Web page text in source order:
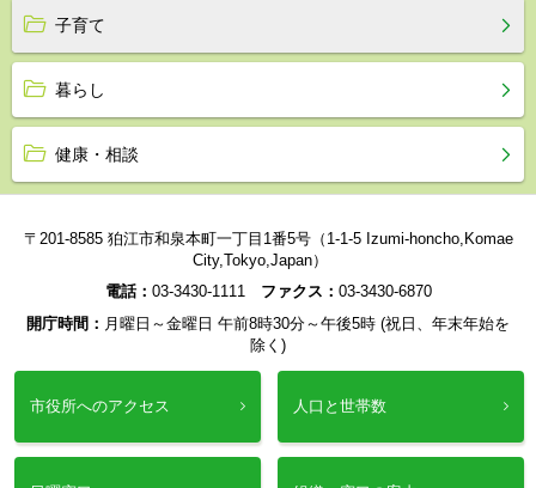
子育て
暮らし
健康・相談
〒201-8585 狛江市和泉本町一丁目1番5号（1-1-5 Izumi-honcho,Komae
City,Tokyo,Japan）
電話： 03-3430-1111 ファクス： 03-3430-6870
開庁時間： 月曜日～金曜日 午前8時30分～午後5時 (祝日、年末年始を
除く)
市役所へのアクセス 人口と世帯数